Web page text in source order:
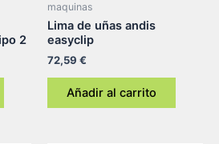
2
maquinas
Lima de uñas andis
easyclip
72,59 €
Añadir al carrito